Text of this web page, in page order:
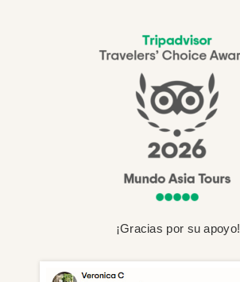
¡Gracias por su apoyo!